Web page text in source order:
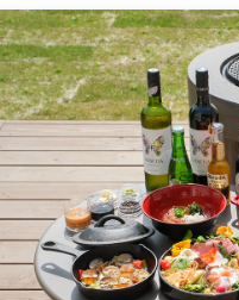
モノ
季節・まち